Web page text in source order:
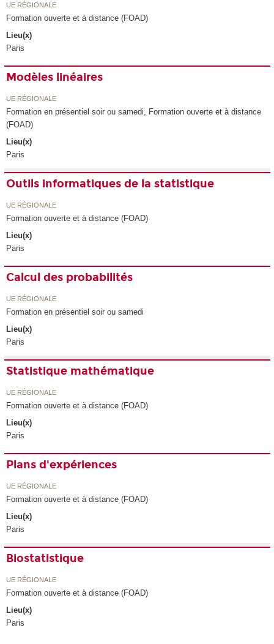
UE RÉGIONALE
Formation ouverte et à distance (FOAD)
Lieu(x)
Paris
Modèles linéaires
UE RÉGIONALE
Formation en présentiel soir ou samedi, Formation ouverte et à distance
(FOAD)
Lieu(x)
Paris
Outils informatiques de la statistique
UE RÉGIONALE
Formation ouverte et à distance (FOAD)
Lieu(x)
Paris
Calcul des probabilités
UE RÉGIONALE
Formation en présentiel soir ou samedi
Lieu(x)
Paris
Statistique mathématique
UE RÉGIONALE
Formation ouverte et à distance (FOAD)
Lieu(x)
Paris
Plans d'expériences
UE RÉGIONALE
Formation ouverte et à distance (FOAD)
Lieu(x)
Paris
Biostatistique
UE RÉGIONALE
Formation ouverte et à distance (FOAD)
Lieu(x)
Paris